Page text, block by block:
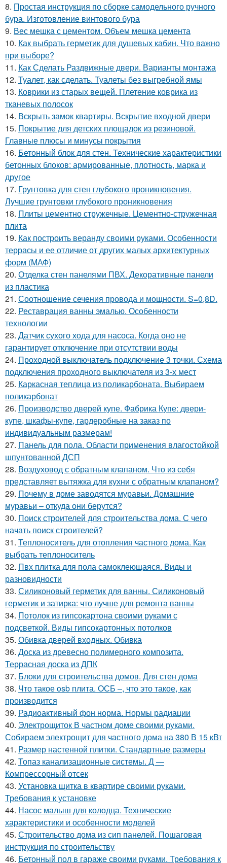
8. Простая инструкция по сборке самодельного ручного
бура. Изготовление винтового бура
9. Вес мешка с цементом. Объем мешка цемента
10. Как выбрать герметик для душевых кабин. Что важно
при выборе?
11. Как Сделать Раздвижные двери. Варианты монтажа
12. Туалет, как сделать. Туалеты без выгребной ямы
13. Коврики из старых вещей. Плетение коврика из
тканевых полосок
14. Вскрыть замок квартиры. Вскрытие входной двери
15. Покрытие для детских площадок из резиновой.
Главные плюсы и минусы покрытия
16. Бетонный блок для стен. Технические характеристики
бетонных блоков: армированные, плотность, марка и
другое
17. Грунтовка для стен глубокого проникновения.
Лучшие грунтовки глубокого проникновения
18. Плиты цементно стружечные. Цементно-стружечная
плита
19. Как построить веранду своими руками. Особенности
террасы и ее отличие от других малых архитектурных
форм (МАФ)
20. Отделка стен панелями ПВХ. Декоративные панели
из пластика
21. Соотношение сечения провода и мощности. S=0,8D.
22. Реставрация ванны эмалью. Особенности
технологии
23. Датчик сухого хода для насоса. Когда оно не
гарантирует отключение при отсутствии воды
24. Проходной выключатель подключение 3 точки. Схема
подключения проходного выключателя из 3-х мест
25. Каркасная теплица из поликарбоната. Выбираем
поликарбонат
26. Производство дверей купе. Фабрика Купе: двери-
купе, шкафы-купе, гардеробные на заказ по
индивидуальным размерам!
27. Панель для пола. Области применения влагостойкой
шпунтованной ДСП
28. Воздуховод с обратным клапаном. Что из себя
представляет вытяжка для кухни с обратным клапаном?
29. Почему в доме заводятся муравьи. Домашние
муравьи – откуда они берутся?
30. Поиск строителей для строительства дома. С чего
начать поиск строителей?
31. Теплоноситель для отопления частного дома. Как
выбрать теплоноситель
32. Пвх плитка для пола самоклеющаяся. Виды и
разновидности
33. Силиконовый герметик для ванны. Силиконовый
герметик и затирка: что лучше для ремонта ванны
34. Потолок из гипсокартона своими руками с
подсветкой. Виды гипсокартонных потолков
35. Обивка дверей входных. Обивка
36. Доска из древесно полимерного композита.
Террасная доска из ДПК
37. Блоки для строительства домов. Для стен дома
38. Что такое osb плита. ОСБ –, что это такое, как
производится
39. Радиоактивный фон норма. Нормы радиации
40. Электрощиток В частном доме своими руками.
Собираем электрощит для частного дома на 380 В 15 кВт
41. Размер настенной плитки. Стандартные размеры
42. Топаз канализационные системы. Д —
Компрессорный отсек
43. Установка щитка в квартире своими руками.
Требования к установке
44. Насос малыш для колодца. Технические
характеристики и особенности моделей
45. Строительство дома из сип панелей. Пошаговая
инструкция по строительству
46. Бетонный пол в гараже своими руками. Требования к